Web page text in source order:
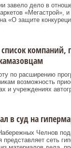
завело дело в
«О защите
компаний,
по расширению
возможность
и учреждениях
в суд на
Челнов
сеть